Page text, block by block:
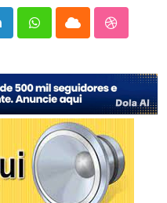
WhatsappCloud